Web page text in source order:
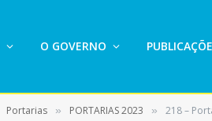
O GOVERNO
Portarias » PORTARIAS 2023 » 218 –